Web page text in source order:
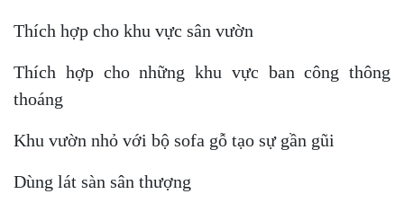
Thích hợp cho khu vực sân vườn
Thích hợp cho những khu vực ban công thông
thoáng
Khu vườn nhỏ với bộ sofa gỗ tạo sự gần gũi
Dùng lát sàn sân thượng